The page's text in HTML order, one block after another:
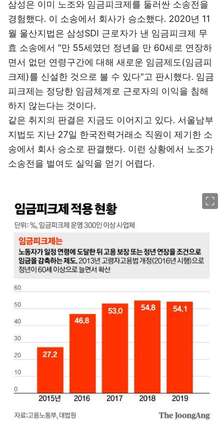
삼성은 이미 노조와 임금피크제를 둘러싼 소송전을
경험했다. 이 소송에서 회사가 승소했다. 2020년 11
월 울산지법은 삼성SDI 근로자가 낸 임금피크제 무
효 소송에서 "만 55세였던 정년을 만 60세로 연장하
면서 없던 연령구간에 대해 새로운 임금제도(임금피
크제)를 신설한 것으로 볼 수 있다"고 판시했다. 임금
피크제는 정당한 임금체계로 근로자의 이익을 침해
하지 않는다는 것이다.
같은 취지의 판결은 지금도 이어지고 있다. 서울남부
지법도 지난 27일 한국전력거래소 직원이 제기한 소
송에서 회사 승소로 판결했다. 이런 상황에서 노조가
소송전을 벌여도 실익을 얻기 어렵다.